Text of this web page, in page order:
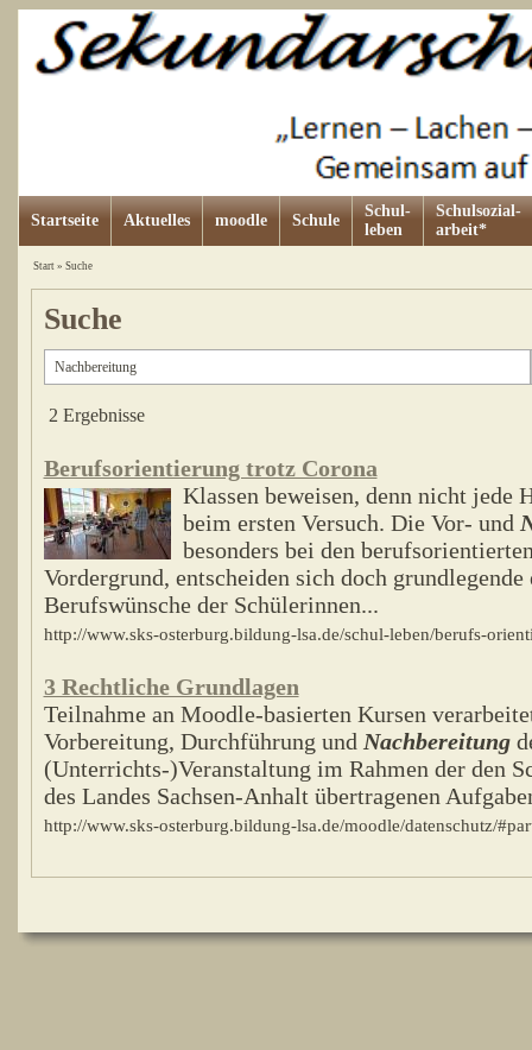
Startseite Aktuelles moodle Schule
Schul-
leben
Schulsozial-
arbeit*
Start» Suche
Suche
2 Ergebnisse
Berufsorientierung trotz Corona
Klassen beweisen, denn nicht jede
beim ersten Versuch. Die Vor- und
besonders bei den
Vordergrund, entscheiden sich doch
Berufswünsche der Schülerinnen...
http://www.sks-osterburg.bildung-lsa.de/schul-leben/berufs-
3 Rechtliche Grundlagen
Teilnahme an Moodle-basierten Kursen
Vorbereitung, Durchführung und Nachbereitung
(Unterrichts-)Veranstaltung im Rahmen der den
des Landes Sachsen-Anhalt übertragenen
http://www.sks-osterburg.bildung-lsa.de/moodle/datenschutz/